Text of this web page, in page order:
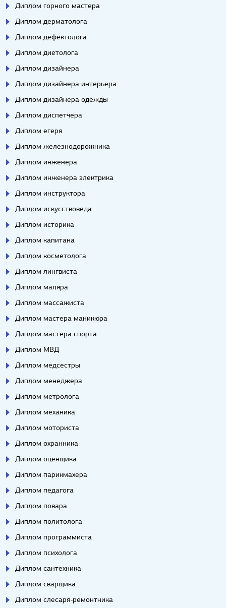
Диплом горного мастера
Диплом дерматолога
Диплом дефектолога
Диплом диетолога
Диплом дизайнера
Диплом дизайнера интерьера
Диплом дизайнера одежды
Диплом диспетчера
Диплом егеря
Диплом железнодорожника
Диплом инженера
Диплом инженера электрика
Диплом инструктора
Диплом искусствоведа
Диплом историка
Диплом капитана
Диплом косметолога
Диплом лингвиста
Диплом маляра
Диплом массажиста
Диплом мастера маникюра
Диплом мастера спорта
Диплом МВД
Диплом медсестры
Диплом менеджера
Диплом метролога
Диплом механика
Диплом моториста
Диплом охранника
Диплом оценщика
Диплом парикмахера
Диплом педагога
Диплом повара
Диплом политолога
Диплом программиста
Диплом психолога
Диплом сантехника
Диплом сварщика
Диплом слесаря-ремонтника